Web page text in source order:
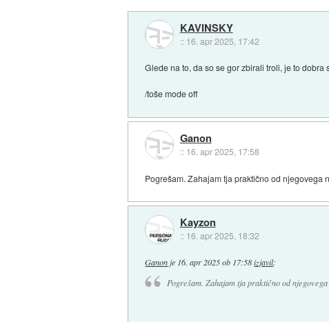
KAVINSKY
:: 16. apr 2025, 17:42
Glede na to, da so se gor zbirali troli, je to dobra
/toše mode off
Ganon
:: 16. apr 2025, 17:58
Pogrešam. Zahajam tja praktično od njegovega
Kayzon
:: 16. apr 2025, 18:32
Ganon je 16. apr 2025 ob 17:58 izjavil:
Pogrešam. Zahajam tja praktično od